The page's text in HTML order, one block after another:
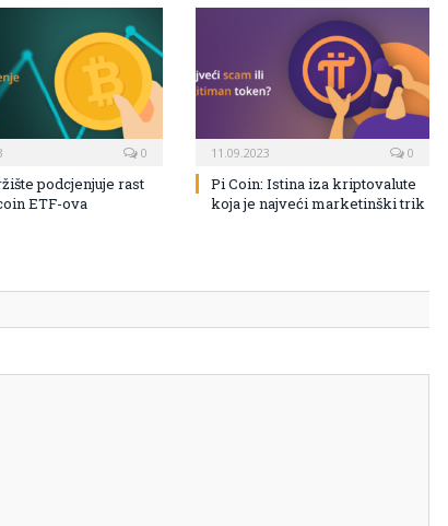
0
podcjenjuje rast
ETF-ova
11.09.2023 0
Pi Coin: Istina iza kriptovalute
koja je najveći marketinški trik